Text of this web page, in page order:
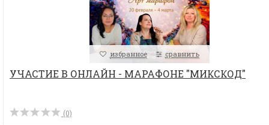
избранное сравнить
УЧАСТИЕ В ОНЛАЙН - МАРАФОНЕ "МИКСКОД"
(0)